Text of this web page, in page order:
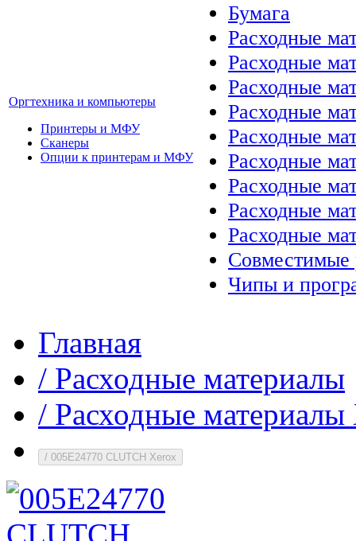
Оргтехника и компьютеры
Принтеры и МФУ
Сканеры
Опции к принтерам и МФУ
Бумага
Расходные
Расходные
Расходные
Расходные
Расходные
Расходные
Расходные
Расходные
Расходные
Совместимые
Чипы и
Главная
/ Расходные материалы
/ Расходные
/ 005E24770 CLUTCH Xerox